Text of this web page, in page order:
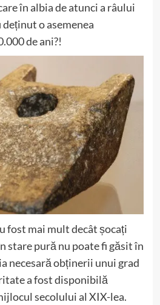
în albia de atunci a râului
o asemenea
de ani?!
fost mai mult decât șocați
stare pură nu poate fi găsit în
necesară obținerii unui grad
a fost disponibilă
secolului al XIX-lea.